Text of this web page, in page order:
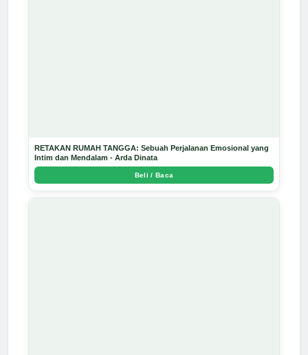
RETAKAN RUMAH TANGGA: Sebuah Perjalanan Emosional yang
Intim dan Mendalam - Arda Dinata
Beli / Baca